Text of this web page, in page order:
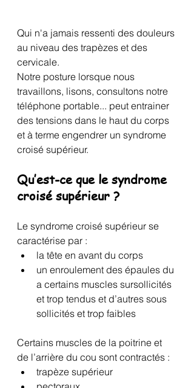
Qui n'a jamais ressenti des douleurs
au niveau des trapèzes et des
cervicale.
Notre posture lorsque nous
travaillons, lisons, consultons notre
téléphone portable... peut entrainer
des tensions dans le haut du corps
et à terme engendrer un syndrome
croisé supérieur.
Qu’est-ce que le syndrome
croisé supérieur ?
Le syndrome croisé supérieur se
caractérise par :
la tête en avant du corps
un enroulement des épaules du
a certains muscles sursollicités
et trop tendus et d’autres sous
sollicités et trop faibles
Certains muscles de la poitrine et
de l’arrière du cou sont contractés :
trapèze supérieur